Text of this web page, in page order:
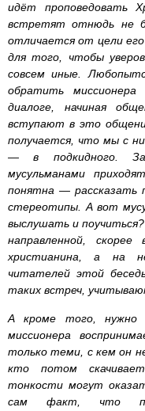
идёт проповедовать
встретят отнюдь не
отличается от цели
для того, чтобы
совсем иные.
обратить
диалоге, начиная
вступают в это
получается, что мы с
— в подкидного.
мусульманами
понятна — рассказать
стереотипы. А вот
выслушать и
направленной, скорее
христианина, а на
читателей этой
таких встреч,
А кроме того, нужно
миссионера
только теми, с кем он
кто потом
тонкости могут
сам факт, что